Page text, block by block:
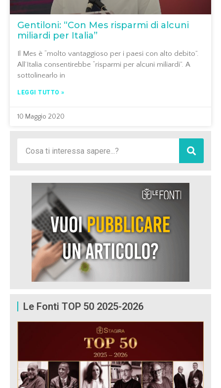
Gentiloni: “Con Mes risparmi di alcuni
miliardi per Italia”
Il Mes è “molto vantaggioso per i paesi con alto debito”.
All’Italia consentirebbe “risparmi per alcuni miliardi”. A
sottolinearlo in
LEGGI TUTTO »
10 Maggio 2020
Le Fonti TOP 50 2025-2026